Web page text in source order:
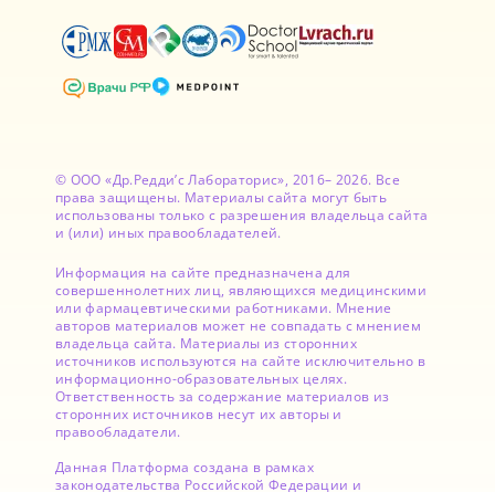
© ООО «Др.Редди’с Лабораторис», 2016– 2026. Все
права защищены. Материалы сайта могут быть
использованы только с разрешения владельца сайта
и (или) иных правообладателей.
Информация на сайте предназначена для
совершеннолетних лиц, являющихся медицинскими
или фармацевтическими работниками. Мнение
авторов материалов может не совпадать с мнением
владельца сайта. Материалы из сторонних
источников используются на сайте исключительно в
информационно-образовательных целях.
Ответственность за содержание материалов из
сторонних источников несут их авторы и
правообладатели.
Данная Платформа создана в рамках
законодательства Российской Федерации и